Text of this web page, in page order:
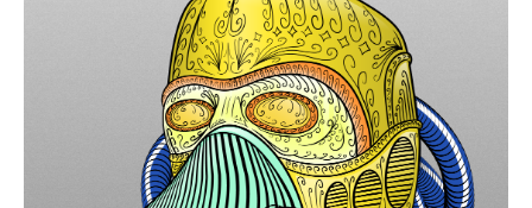
of the secondary sales will be donated to The
Bridge International
(https://linktr.ee/Thebridgeinternational),
helping victims of human trafficking.